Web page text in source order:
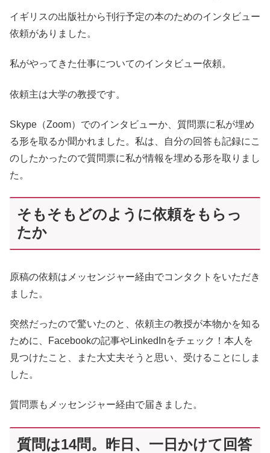
イギリスの出版社から刊行予定の本のためのインタビュー
依頼がありました。
私がやってきた仕事についてのインタビュー依頼。
依頼主は大学の教授です。
Skype（Zoom）でのインタビューか、質問票に私が埋め
る形を取るか聞かれました。私は、自分の回答も記録にこ
のしたかったので質問票に私が情報を埋める形を取りまし
た。
そもそもどのように依頼をもらっ
たか
原稿の依頼はメッセンジャー経由でコンタクトをいただき
ました。
突然だったので驚いたのと、依頼主の教授が本物かを知る
ために、Facebookの記事やLinkedInをチェック！本人を
見つけたこと、また大丈夫そうと思い、受けることにしま
した。
質問票もメッセンジャー経由で届きました。
質問は14問。昨日、一日かけて回答